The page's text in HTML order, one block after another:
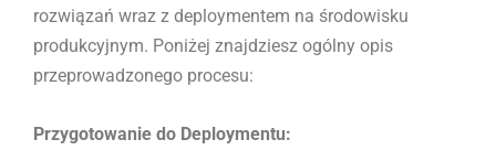
rozwiązań wraz z deploymentem na środowisku
produkcyjnym. Poniżej znajdziesz ogólny opis
przeprowadzonego procesu:
Przygotowanie do Deploymentu: